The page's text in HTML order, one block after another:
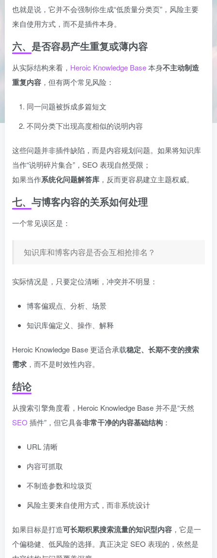
也就是说，它并不会强制你生成“低质量分类页”，风险主要
来自使用方式，而不是插件本身。
六、是否容易产生重复或薄内容
从实际结构来看， Heroic Knowledge Base本身不主动制造
重复内容 ，但有两个常见风险：
同一问题被拆成多篇短文
不同分类下出现高度相似的说明内容
这些问题并非插件缺陷，而是内容规划问题。如果将知识库
当作“说明碎片集合”，SEO 表现自然受限；
如果当作系统化问题解答库 ，反而更容易建立主题权威。
七、与博客内容的关系如何处理
一个常见误区是：
知识库和博客内容是否会互相抢排名？
实际情况是，只要定位清晰，冲突并不明显：
博客偏观点、分析、场景
知识库偏定义、操作、解释
Heroic Knowledge Base 更适合承载稳定、长期不变的搜索
需求 ，而不是时效性内容。
结论
从搜索引擎角度看，Heroic Knowledge Base 并不是“天然
SEO 插件”，但它具备非常干净的内容基础结构 ：
URL 清晰
内容可抓取
不制造参数和垃圾页
风险主要来自使用方式，而非系统设计
如果目标是打造可长期积累搜索流量的知识型内容 ，它是一
个偏稳健、低风险的选择。真正决定 SEO 表现的，依然是